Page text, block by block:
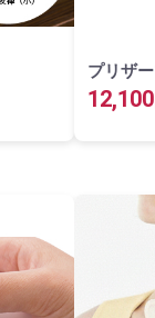
プリザ
12,100